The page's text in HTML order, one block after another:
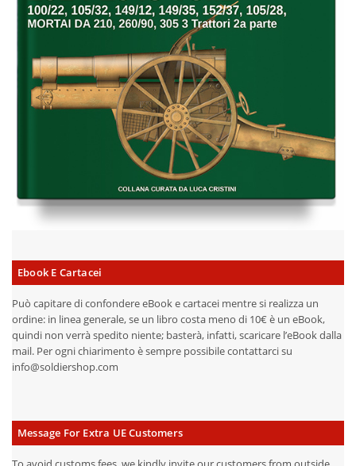
Ebook E Cartacei
Può capitare di confondere eBook e cartacei mentre si realizza un
ordine: in linea generale, se un libro costa meno di 10€ è un eBook,
quindi non verrà spedito niente; basterà, infatti, scaricare l’eBook dalla
mail. Per ogni chiarimento è sempre possibile contattarci su
info@soldiershop.com
Message For Extra UE Customers